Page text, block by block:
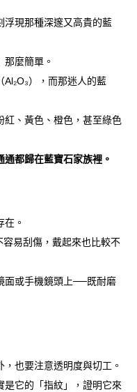
浮現那種深邃又高貴的藍
麼簡單。
），而那迷人的藍
紅、黃色、橙色，甚至綠色
都歸在藍寶石家族裡。
。
容易刮傷，戴起來也比較不
面或手機鏡頭上──既耐磨
也要注意透明度與切工。
是它的「指紋」，證明它來